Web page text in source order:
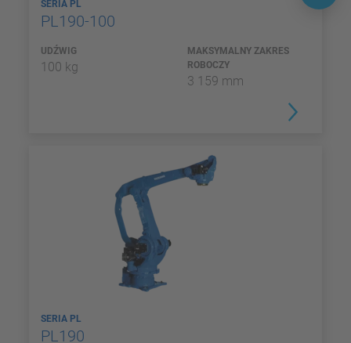
SERIA PL
PL190-100
UDŹWIG
100 kg
MAKSYMALNY ZAKRES
ROBOCZY
3 159 mm
SERIA PL
PL190